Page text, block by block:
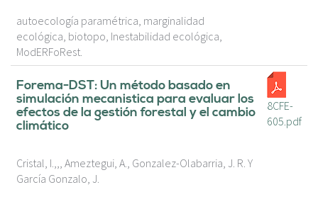
autoecología paramétrica, marginalidad
ecológica, biotopo, Inestabilidad ecológica,
ModERFoRest.
Forema-DST: Un método basado en
simulación mecanistica para evaluar los
efectos de la gestión forestal y el cambio
climático
Cristal, I.,,, Ameztegui, A., Gonzalez-Olabarria, J. R. Y
García Gonzalo, J.
8CFE-
605.pdf